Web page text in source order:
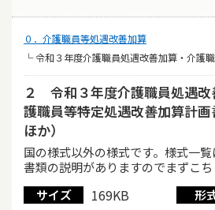
０．介護職員等処遇改善加算
└ 令和３年度介護職員処遇改善加算・介護
２ 令和３年度介護職員処遇改
護職員等特定処遇改善加算計
ほか）
国の様式以外の様式です。様式一
書類の説明がありますのでまずこち
サイズ
169KB 形